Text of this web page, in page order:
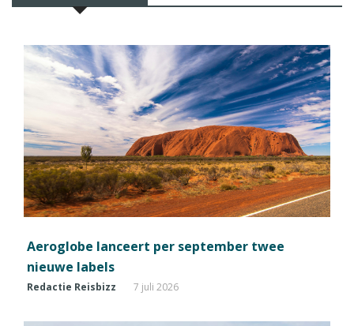
Aeroglobe lanceert per september twee
nieuwe labels
Redactie Reisbizz 7 juli 2026